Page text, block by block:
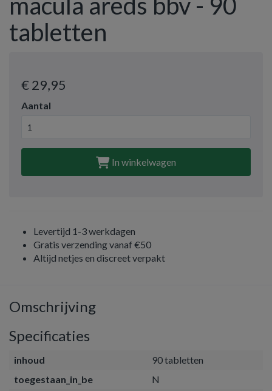
tabletten
€ 29,95
Aantal
In winkelwagen
Levertijd 1-3 werkdagen
Gratis verzending vanaf €50
Altijd netjes en discreet verpakt
Omschrijving
Specificaties
inhoud
90 tabletten
toegestaan_in_be
N